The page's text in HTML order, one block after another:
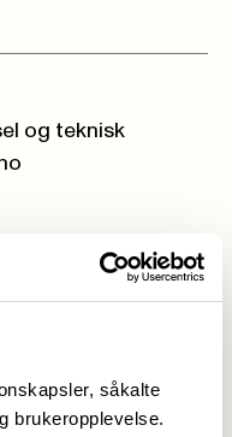
såkalte
brukeropplevelse.
og teknisk